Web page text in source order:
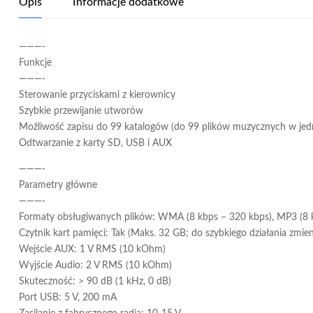
Opis Informacje dodatkowe
———-
Funkcje
———-
Sterowanie przyciskami z kierownicy
Szybkie przewijanie utworów
Możliwość zapisu do 99 katalogów (do 99 plików muzycznych w
Odtwarzanie z karty SD, USB i AUX
———-
Parametry główne
———-
Formaty obsługiwanych plików: WMA (8 kbps – 320 kbps), MP3 (8
Czytnik kart pamięci: Tak (Maks. 32 GB; do szybkiego działania
Wejście AUX: 1 V RMS (10 kOhm)
Wyjście Audio: 2 V RMS (10 kOhm)
Skuteczność: > 90 dB (1 kHz, 0 dB)
Port USB: 5 V, 200 mA